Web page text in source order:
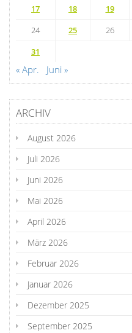
17 18 19
24
25 26
31
« Apr. Juni »
ARCHIV
August 2026
Juli 2026
Juni 2026
Mai 2026
April 2026
März 2026
Februar 2026
Januar 2026
Dezember 2025
September 2025